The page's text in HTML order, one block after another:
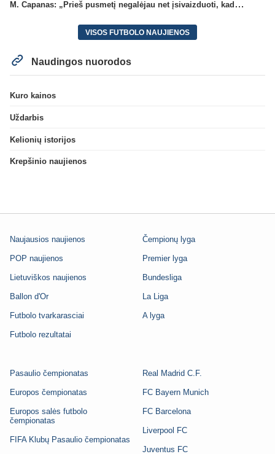
M. Capanas: „Prieš pusmetį negalėjau net įsivaizduoti, kad žaisime prieš „Hajduk“
VISOS FUTBOLO NAUJIENOS
Naudingos nuorodos
Kuro kainos
Uždarbis
Kelionių istorijos
Krepšinio naujienos
Naujausios naujienos
POP naujienos
Lietuviškos naujienos
Ballon d'Or
Futbolo tvarkarasciai
Futbolo rezultatai
Čempionų lyga
Premier lyga
Bundesliga
La Liga
A lyga
Pasaulio čempionatas
Europos čempionatas
Europos salės futbolo
čempionatas
FIFA Klubų Pasaulio čempionatas
Real Madrid C.F.
FC Bayern Munich
FC Barcelona
Liverpool FC
Juventus FC